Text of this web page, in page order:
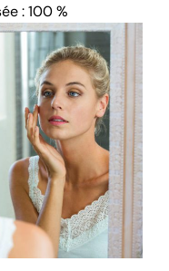
: 100 %